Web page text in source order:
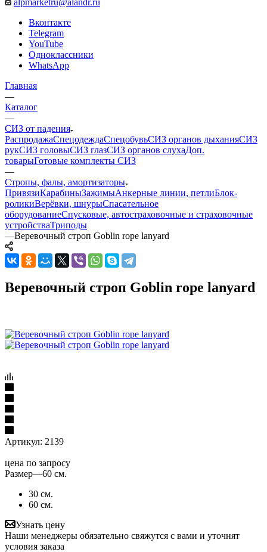
alpmarketru@alandr.ru
Вконтакте
Telegram
YouTube
Одноклассники
WhatsApp
Главная
—
Каталог
—
СИЗ от падения
РаспродажаСпецодеждаСпецобувьСИЗ органов дыханияСИЗ
рукСИЗ головыСИЗ глазСИЗ органов слухаДоп.
товарыГотовые комплекты СИЗ
—
Стропы, фалы, амортизаторы
ПривязиКарабиныЗажимыАнкерные линии, петлиБлок-
роликиВерёвки, шнурыСпасательное
оборудованиеСпусковые, автостраховочные и страховочные
устройстваТриподы
—Веревочный строп Goblin rope lanyard
Веревочный строп Goblin rope lanyard
Артикул: 2139
цена по запросу
Размер—60 см.
30 см.
60 см.
Узнать цену
Наши менеджеры обязательно свяжутся с вами и уточнят
условия заказа